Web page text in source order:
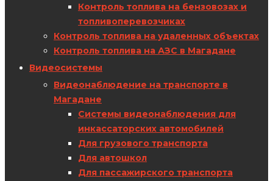
Контроль топлива на бензовозах и
топливоперевозчиках
Контроль топлива на удаленных объектах
Контроль топлива на АЗС в Магадане
Видеосистемы
Видеонаблюдение на транспорте в
Магадане
Системы видеонаблюдения для
инкассаторских автомобилей
Для грузового транспорта
Для автошкол
Для пассажирского транспорта